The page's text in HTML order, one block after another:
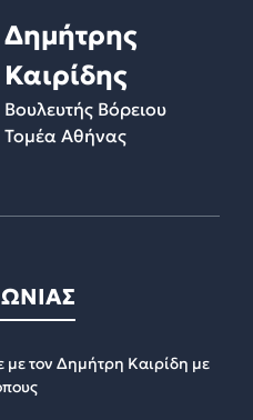
Δημήτρης
Καιρίδης
Βουλευτής Βόρειου
Τομέα Αθήνας
με τον Δημήτρη Καιρίδη με